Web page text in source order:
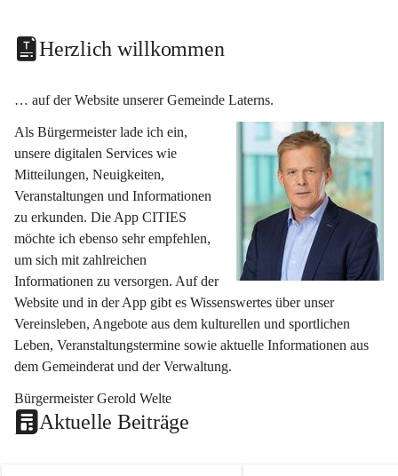
Herzlich willkommen
… auf der Website unserer Gemeinde Laterns.
Als Bürgermeister lade ich ein,
unsere digitalen Services wie
Mitteilungen, Neuigkeiten,
Veranstaltungen und Informationen
zu erkunden. Die App CITIES
möchte ich ebenso sehr empfehlen,
um sich mit zahlreichen
Informationen zu versorgen. Auf der
Website und in der App gibt es Wissenswertes über unser
Vereinsleben, Angebote aus dem kulturellen und sportlichen
Leben, Veranstaltungstermine sowie aktuelle Informationen aus
dem Gemeinderat und der Verwaltung.
Bürgermeister Gerold Welte
Aktuelle Beiträge